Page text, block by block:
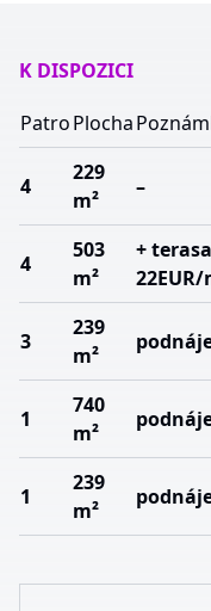
K DISPOZICI
PatroPlocha
4
229
m²
–
4
503
m²
+
22EUR/
3
239
m²
1
740
m²
1
239
m²